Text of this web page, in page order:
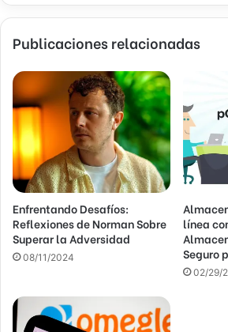
b
t
c
o
r
r
e
o
e
l
e
c
t
r
i
c
Publicaciones relacionadas
Enfrentando Desafíos:
Reflexiones de Norman Sobre
Superar la Adversidad
08/11/2024
línea
Seguro
02/29/